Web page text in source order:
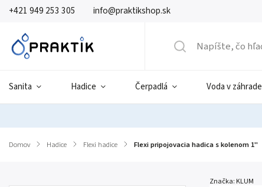
+421 949 253 305 info@praktikshop.sk
Sanita Hadice Čerpadlá Voda v záhrade
Domov / Hadice / Flexi hadice / Flexi pripojovacia hadica s kolenom 1"
Značka: KLUM